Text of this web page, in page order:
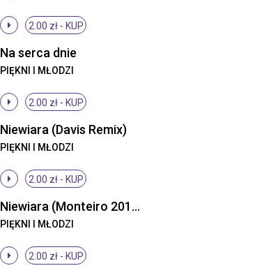
2.00 zł - KUP
Na serca dnie
PIĘKNI I MŁODZI
2.00 zł - KUP
Niewiara (Davis Remix)
PIĘKNI I MŁODZI
2.00 zł - KUP
Niewiara (Monteiro 2013 Remix)
PIĘKNI I MŁODZI
2.00 zł - KUP